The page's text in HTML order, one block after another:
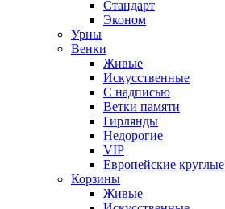
Стандарт
Эконом
Урны
Венки
Живые
Искусственные
С надписью
Ветки памяти
Гирлянды
Недорогие
VIP
Европейские круглые
Корзины
Живые